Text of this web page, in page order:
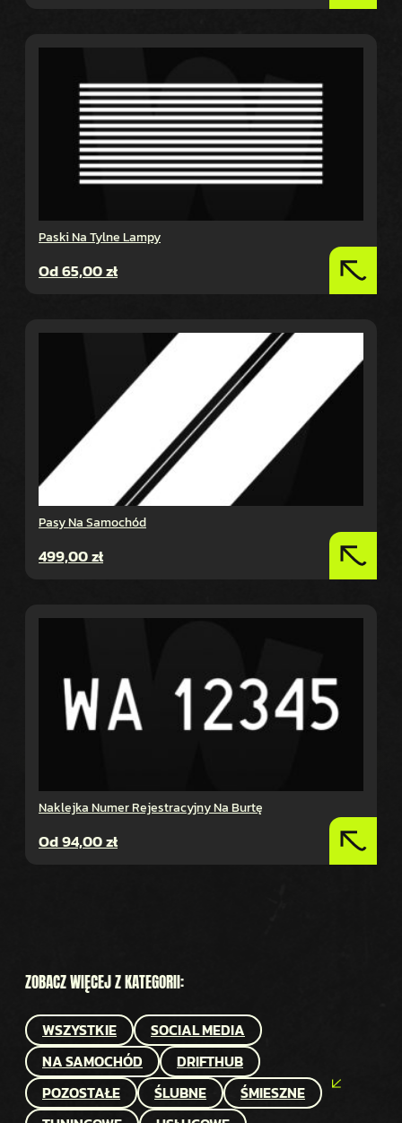
Paski Na Tylne Lampy
Od65,00zł
Pasy Na Samochód
499,00zł
Naklejka Numer Rejestracyjny Na Burtę
Od94,00zł
ZOBACZ WIĘCEJ Z KATEGORII:
WSZYSTKIE
SOCIAL MEDIA
NA SAMOCHÓD
DRIFTHUB
POZOSTAŁE
ŚLUBNE
ŚMIESZNE